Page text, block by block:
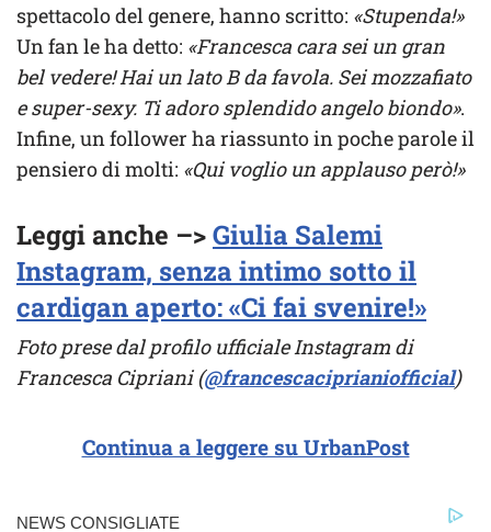
spettacolo del genere, hanno scritto: «Stupenda!»
Un fan le ha detto: «Francesca cara sei un gran
bel vedere! Hai un lato B da favola. Sei mozzafiato
e super-sexy. Ti adoro splendido angelo biondo».
Infine, un follower ha riassunto in poche parole il
pensiero di molti: «Qui voglio un applauso però!»
Leggi anche –>Giulia Salemi
Instagram, senza intimo sotto il
cardigan aperto: «Ci fai svenire!»
Foto prese dal profilo ufficiale Instagram di
Francesca Cipriani (@francescaciprianiofficial)
Continua a leggere su UrbanPost